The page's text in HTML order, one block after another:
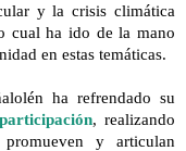
y la crisis climática
cual ha ido de la mano
en estas temáticas.
ha refrendado su
participación, realizando
y articulan